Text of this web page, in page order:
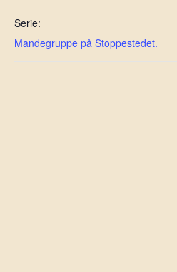
Serie:
Mandegruppe på Stoppestedet.